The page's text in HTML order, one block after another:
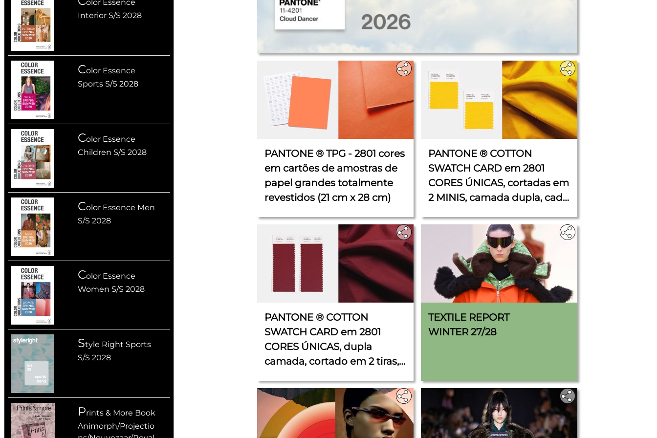
olor Essence
Interior S/S 2028
Color Essence
Sports S/S 2028
Color Essence
Children S/S 2028
Color Essence Men
S/S 2028
Color Essence
Women S/S 2028
Style Right Sports
S/S 2028
Prints & More Book
Animorph/Projectio
PANTONE ® TPG - 2801 cores
em cartões de amostras de
papel grandes totalmente
revestidos (21 cm x 28 cm)
PANTONE ® COTTON
SWATCH CARD em 2801
CORES ÚNICAS, cortadas em
2 MINIS, camada dupla, cada
PANTONE ® COTTON
SWATCH CARD em 2801
CORES ÚNICAS, dupla
camada, cortado em 2 tiras,
TEXTILE REPORT
WINTER 27/28